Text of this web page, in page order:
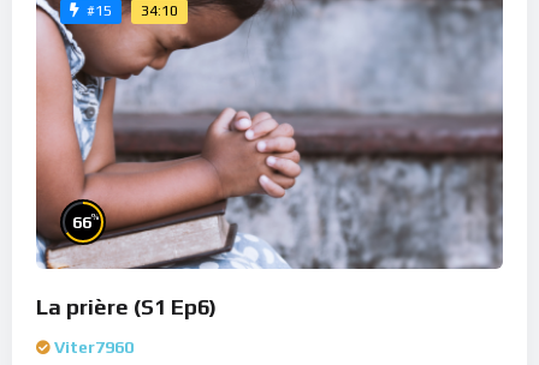
#15 34:10
66%
La prière (S1 Ep6)
Viter7960